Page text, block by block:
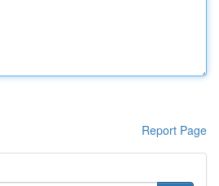
Report Page